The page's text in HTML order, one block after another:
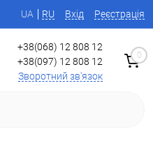
UA RU Вхід Реєстрація
+38(068) 12 808 12
+38(097) 12 808 12
Зворотний зв'язок
0